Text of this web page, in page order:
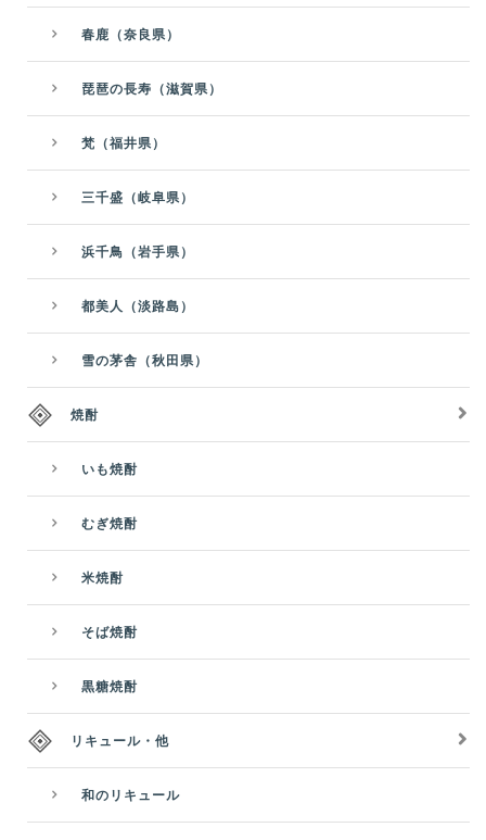
春鹿（奈良県）
琵琶の長寿（滋賀県）
梵（福井県）
三千盛（岐阜県）
浜千鳥（岩手県）
都美人（淡路島）
雪の茅舎（秋田県）
焼酎
いも焼酎
むぎ焼酎
米焼酎
そば焼酎
黒糖焼酎
リキュール・他
和のリキュール